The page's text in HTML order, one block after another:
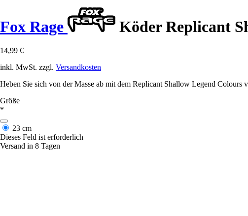
Fox Rage Köder Replicant
14,99 €
inkl. MwSt. zzgl. Versandkosten
Heben Sie sich von der Masse ab mit dem Replicant Shallow Legend
Größe
*
23 cm
Dieses Feld ist erforderlich
Versand in 8 Tagen